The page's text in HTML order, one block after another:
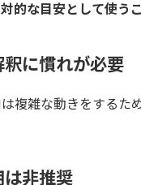
的な目安として使う
に慣れが必要
複雑な動きをするため
非推奨